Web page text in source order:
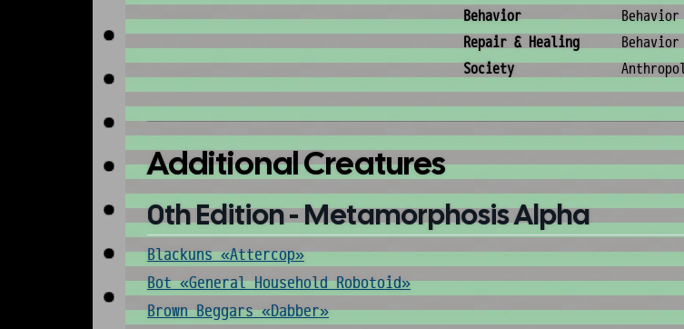
Behavior
Repair & Healing
Society
Additional Creatures
0th Edition - Metamorphosis Alpha
Blackuns «Attercop»
Bot «General Household Robotoid»
Brown Beggars «Dabber»